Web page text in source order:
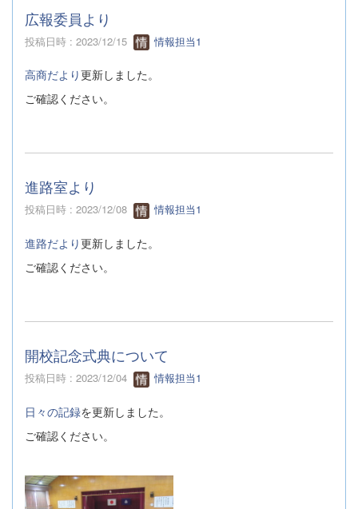
広報委員より
投稿日時 : 2023/12/15 情報担当1
高商だより更新しました。
ご確認ください。
進路室より
投稿日時 : 2023/12/08 情報担当1
進路だより更新しました。
ご確認ください。
開校記念式典について
投稿日時 : 2023/12/04 情報担当1
日々の記録を更新しました。
ご確認ください。